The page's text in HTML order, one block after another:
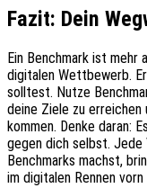
Fazit: Dein
Ein Benchmark ist mehr
digitalen Wettbewerb.
solltest. Nutze
deine Ziele zu erreichen
kommen. Denke daran:
gegen dich selbst. Jede
Benchmarks machst,
im digitalen Rennen